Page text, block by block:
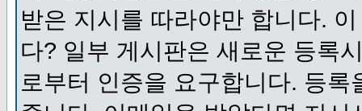
받은 지시를 따라야만 합니다.
다? 일부 게시판은 새로운 등록
로부터 인증을 요구합니다. 등